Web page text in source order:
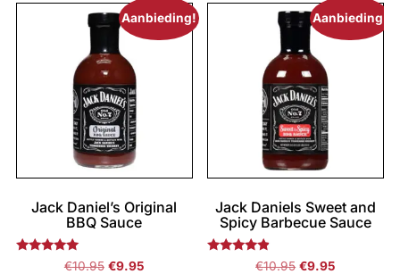
Aanbieding!
Jack Daniel’s Original
BBQ Sauce
Gewaardeerd
€10.95 Oorspronkelijke
€9.95Huidige
Aanbieding!
Jack Daniels Sweet and
Spicy Barbecue Sauce
Gewaardeerd
€10.95 Oorspronkelijke
€9.95